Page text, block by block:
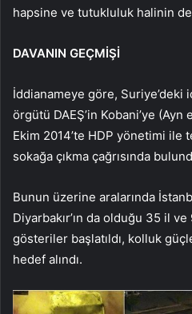
hapsine ve tutukluluk halinin
DAVANIN GEÇMİŞİ
İddianameye göre,
örgütü DAEŞ’in Kobani’ye
Ekim 2014’te HDP yönetimi ile
sokağa çıkma çağrısında
Bunun üzerine aralarında
Diyarbakır’ın da olduğu 35 il ve
gösteriler başlatıldı, kolluk
hedef alındı.